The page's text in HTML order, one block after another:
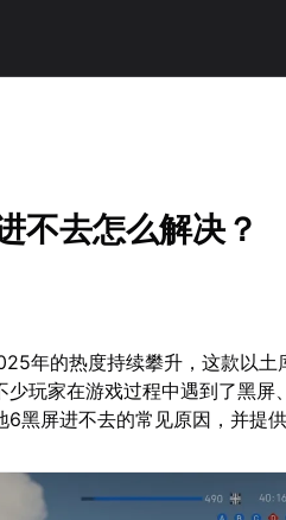
不去怎么解决？
年的热度持续攀升，这款以土
少玩家在游戏过程中遇到了黑
黑屏进不去的常见原因，并提供